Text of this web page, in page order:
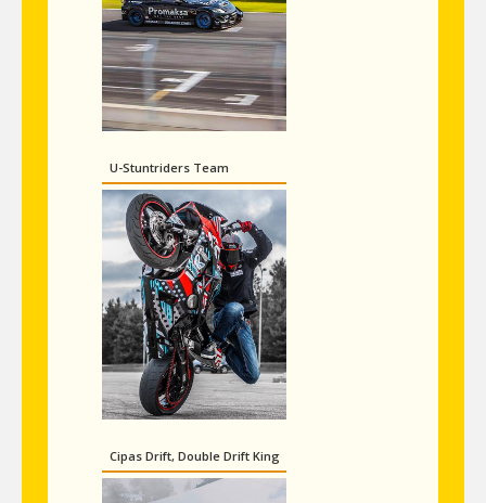
U-Stuntriders Team
Cipas Drift, Double Drift King